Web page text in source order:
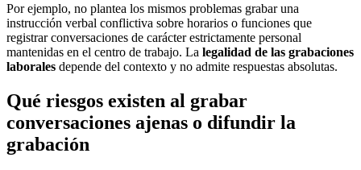
Por ejemplo, no plantea los mismos problemas grabar una
instrucción verbal conflictiva sobre horarios o funciones que
registrar conversaciones de carácter estrictamente personal
mantenidas en el centro de trabajo. La legalidad de las grabaciones
laborales depende del contexto y no admite respuestas absolutas.
Qué riesgos existen al grabar
conversaciones ajenas o difundir la
grabación